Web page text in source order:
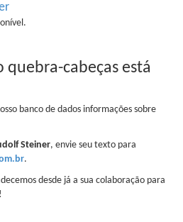
quebra-cabeças está
banco de dados informações sobre
Steiner, envie seu texto para
.
desde já a sua colaboração para